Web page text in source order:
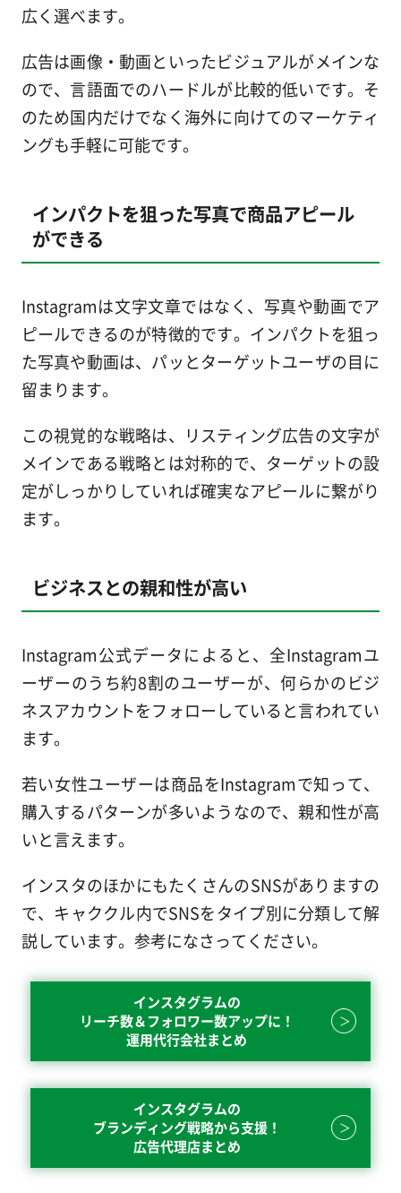
広く選べます。
広告は画像・動画といったビジュアルがメインな
ので、言語面でのハードルが比較的低いです。そ
のため国内だけでなく海外に向けてのマーケティ
ングも手軽に可能です。
インパクトを狙った写真で商品アピール
ができる
Instagramは文字文章ではなく、写真や動画でア
ピールできるのが特徴的です。インパクトを狙っ
た写真や動画は、パッとターゲットユーザの目に
留まります。
この視覚的な戦略は、リスティング広告の文字が
メインである戦略とは対称的で、ターゲットの設
定がしっかりしていれば確実なアピールに繋がり
ます。
ビジネスとの親和性が高い
Instagram公式データによると、全Instagramユ
ーザーのうち約8割のユーザーが、何らかのビジ
ネスアカウントをフォローしていると言われてい
ます。
若い女性ユーザーは商品をInstagramで知って、
購入するパターンが多いようなので、親和性が高
いと言えます。
インスタのほかにもたくさんのSNSがありますの
で、キャククル内でSNSをタイプ別に分類して解
説しています。参考になさってください。
インスタグラムの
リーチ数＆フォロワー数アップに！
運用代行会社まとめ
インスタグラムの
ブランディング戦略から支援！
広告代理店まとめ